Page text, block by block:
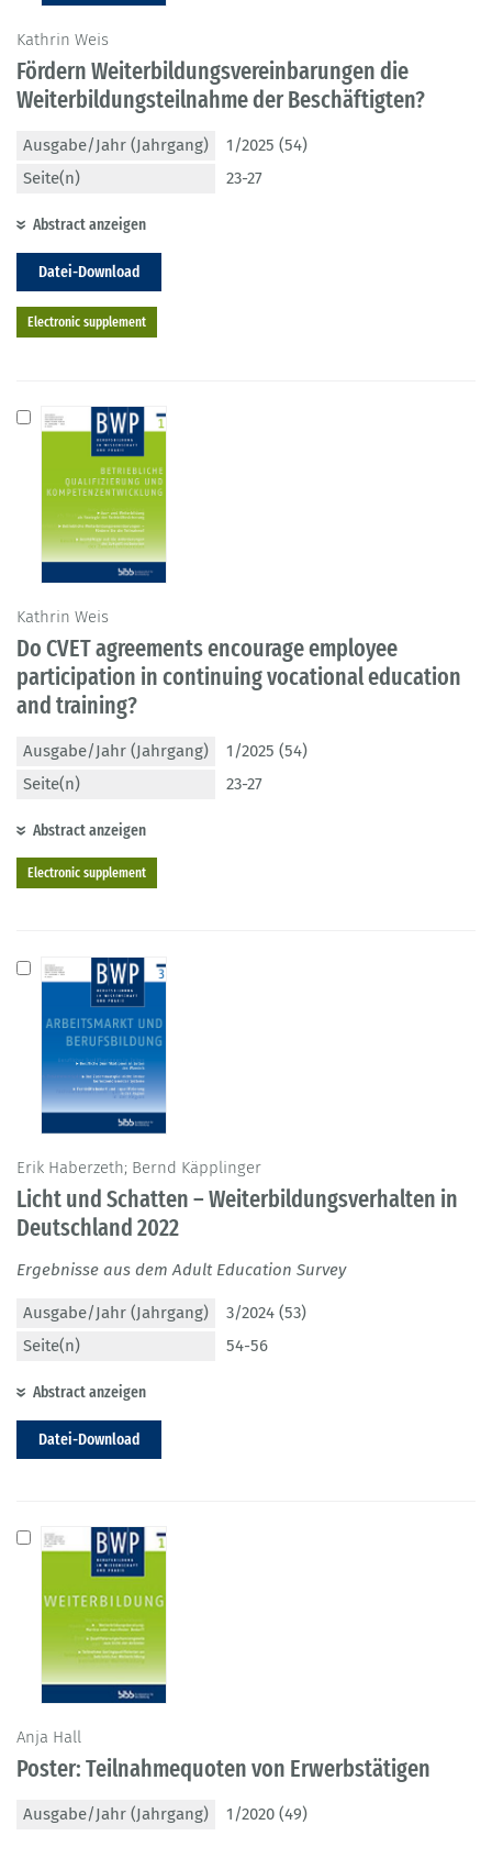
Kathrin Weis
Fördern Weiterbildungsvereinbarungen die
Weiterbildungsteilnahme der Beschäftigten?
Ausgabe/Jahr (Jahrgang)
1/2025 (54)
Seite(n)
23-27
Abstract anzeigen
Datei-Download
Electronic supplement
Kathrin Weis
Do CVET agreements encourage employee
participation in continuing vocational education
and training?
Ausgabe/Jahr (Jahrgang)
1/2025 (54)
Seite(n)
23-27
Abstract anzeigen
Electronic supplement
Erik Haberzeth; Bernd Käpplinger
Licht und Schatten – Weiterbildungsverhalten in
Deutschland 2022
Ergebnisse aus dem Adult Education Survey
Ausgabe/Jahr (Jahrgang)
3/2024 (53)
Seite(n)
54-56
Abstract anzeigen
Datei-Download
Anja Hall
Poster: Teilnahmequoten von Erwerbstätigen
Ausgabe/Jahr (Jahrgang) 1/2020 (49)